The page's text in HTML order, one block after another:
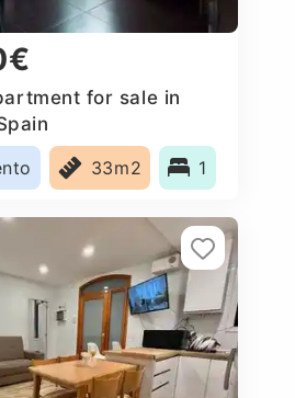
for sale in
33m2 1